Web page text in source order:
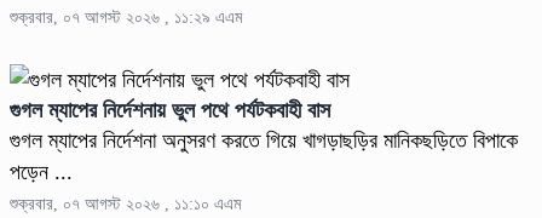
শুক্রবার, ০৭ আগস্ট ২০২৬ , ১১:২৯ এএম
গুগল ম্যাপের নির্দেশনায় ভুল পথে পর্যটকবাহী বাস
গুগল ম্যাপের নির্দেশনা অনুসরণ করতে গিয়ে খাগড়াছড়ির মানিকছড়িতে বিপাকে
পড়েন ...
শুক্রবার, ০৭ আগস্ট ২০২৬ , ১১:১০ এএম